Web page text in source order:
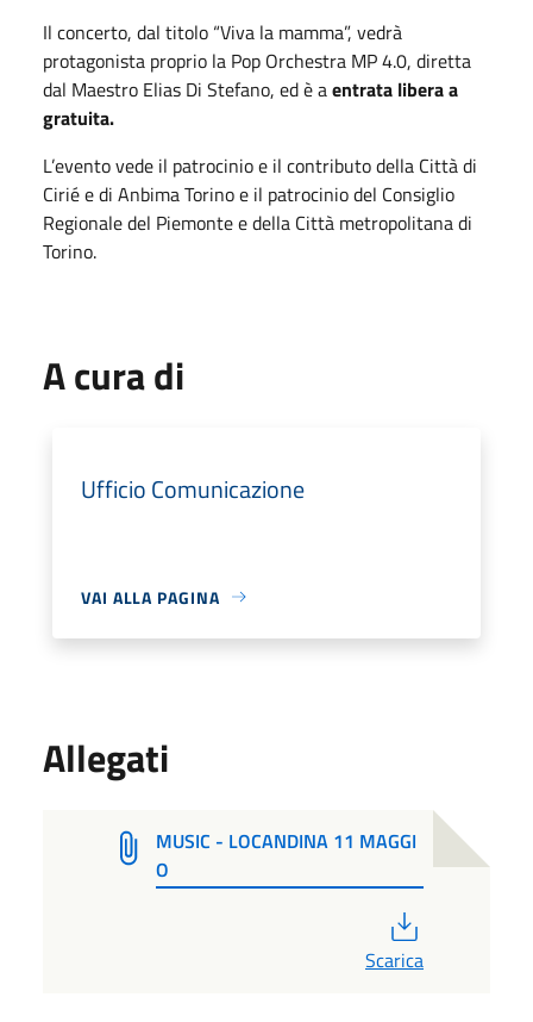
Il concerto, dal titolo “Viva la mamma”, vedrà
protagonista proprio la Pop Orchestra MP 4.0, diretta
dal Maestro Elias Di Stefano, ed è aentrata libera a
gratuita.
L’evento vede il patrocinio e il contributo della Città di
Cirié e di Anbima Torino e il patrocinio del Consiglio
Regionale del Piemonte e della Città metropolitana di
Torino.
A cura di
Ufficio Comunicazione
VAI ALLA PAGINA
Allegati
MUSIC - LOCANDINA 11 MAGGI
O
Scarica